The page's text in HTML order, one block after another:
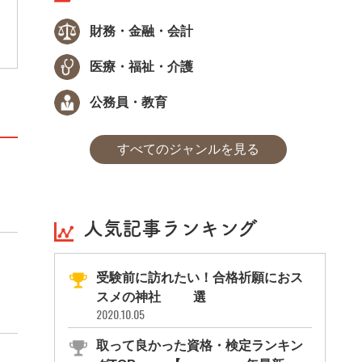
記の誤りをチェックする技能を認定する検定
試験です。校正の技術は、文書の作成・点検
業務において役立つスキルなので、特に出版
おススメの資格です。
財務・金融・会計
医療・福祉・介護
公務員・教育
すべてのジャンルを見る
人気記事ランキング
受験前に訪れたい！合格祈願におス
スメの神社11選
2020.10.05
取って良かった資格・検定ランキン